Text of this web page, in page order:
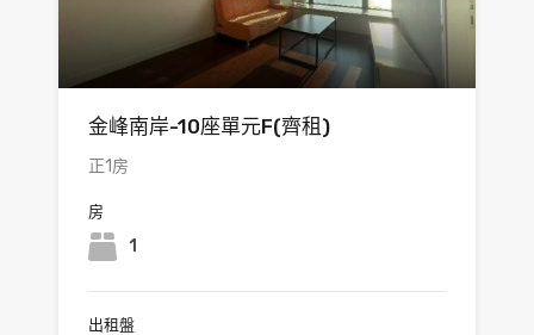
金峰南岸-10座單元F(齊租)
正1房
房
1
出租盤